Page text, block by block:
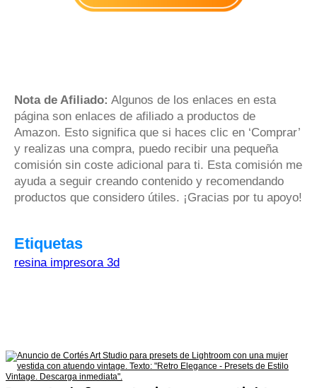
Nota de Afiliado: Algunos de los enlaces en esta
página son enlaces de afiliado a productos de
Amazon. Esto significa que si haces clic en ‘Comprar’
y realizas una compra, puedo recibir una pequeña
comisión sin coste adicional para ti. Esta comisión me
ayuda a seguir creando contenido y recomendando
productos que considero útiles. ¡Gracias por tu apoyo!
Etiquetas
resina impresora 3d